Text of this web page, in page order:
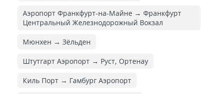
Аэропорт Франкфурт-на-Майне → Франкфурт
Центральный Железнодорожный Вокзал
Мюнхен → Зёльден
Штутгарт Аэропорт → Руст, Ортенау
Киль Порт → Гамбург Аэропорт